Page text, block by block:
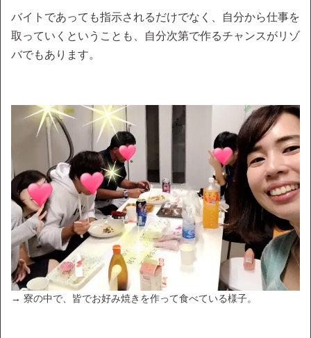
バイトであっても指示されるだけでなく、自分から仕事を
取っていくということも、自分次第で作るチャンスがリゾ
バでもあります。
→ 寮の中で、皆でお好み焼きを作って食べている様子。